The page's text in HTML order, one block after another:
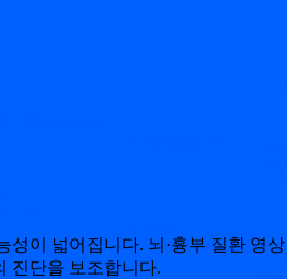
성이 넓어집니다. 뇌·흉부 질환 영상
진단을 보조합니다.